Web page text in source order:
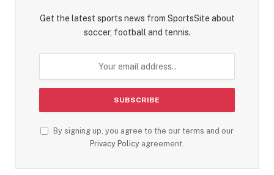
Get the latest sports news from SportsSite about
soccer, football and tennis.
By signing up, you agree to the our terms and our
Privacy Policy agreement.